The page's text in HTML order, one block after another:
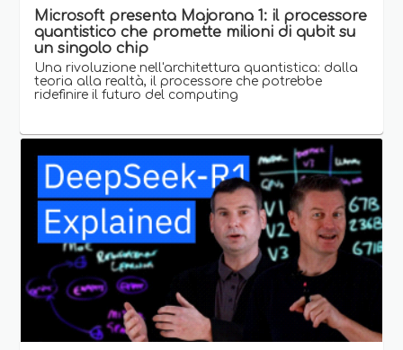
Microsoft presenta Majorana 1: il processore
quantistico che promette milioni di qubit su
un singolo chip
Una rivoluzione nell'architettura quantistica: dalla
teoria alla realtà, il processore che potrebbe
ridefinire il futuro del computing